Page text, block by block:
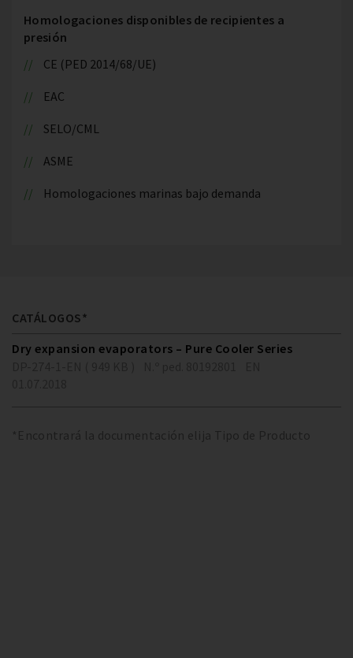
Homologaciones disponibles de recipientes a
presión
CE (PED 2014/68/UE)
EAC
SELO/CML
ASME
Homologaciones marinas bajo demanda
CATÁLOGOS*
Dry expansion evaporators – Pure Cooler Series
*Encontrará la documentación elija Tipo de Producto